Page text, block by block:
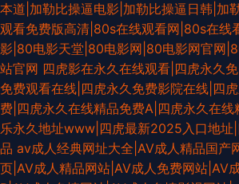
本道|加勒比操逼电影|加勒比操逼日韩|加
观看免费版高清|80s在线观看网|80s在
影|80电影天堂|80电影网|80电影网官网
站官网 四虎影在永久在线观看|四虎永久
免费观看在线|四虎永久免费影院在线|四
费|四虎永久在线精品免费A|四虎永久在
乐永久地址www|四虎最新2025入口地址
品 av成人经典网址大全|AV成人精品国产
页|AV成人精品网站|AV成人免费网站|AV